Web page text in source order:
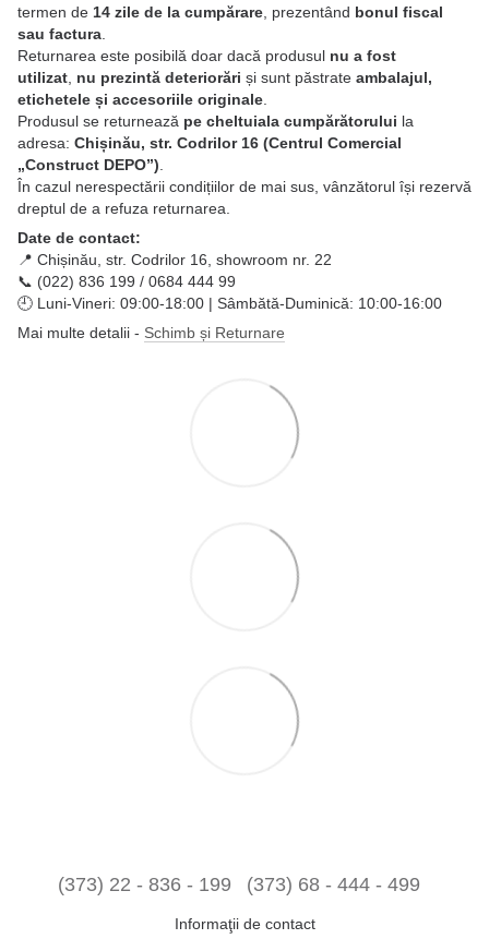
termen de 14 zile de la cumpărare , prezentând bonul fiscal
sau factura
Returnarea este posibilă doar dacă produsul nu a fost
utilizat nu prezintă deteriorări și sunt păstrate ambalajul,
etichetele și accesoriile originale
Produsul se returnează pe cheltuiala cumpărătorului la
adresa: Chișinău, str. Codrilor 16 (Centrul Comercial
„Construct DEPO”)
În cazul nerespectării condițiilor de mai sus, vânzătorul își rezervă
dreptul de a refuza returnarea.
Date de contact:
📍 Chișinău, str. Codrilor 16, showroom nr. 22
📞 (022) 836 199 / 0684 444 99
🕘 Luni-Vineri: 09:00-18:00 | Sâmbătă-Duminică: 10:00-16:00
Mai multe detalii - Schimb și Returnare
(373) 22 - 836 - 199 (373) 68 - 444 - 499
Informaţii de contact